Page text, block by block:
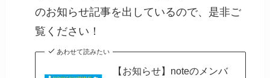
のお知らせ記事を出しているので、是非ご
覧ください！
あわせて読みたい
【お知らせ】noteのメンバ